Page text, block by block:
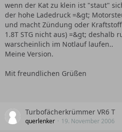
wenn der Kat zu klein ist "staut"
der hohe Ladedruck =&gt;
und macht Zündung oder
1.8T STG nicht aus) =&gt; deshalb
warscheinlich im Notlauf laufen..
Meine Version.
Mit freundlichen Grüßen
Turbofächerkrümmer VR6 T
querlenker 19. November 2006